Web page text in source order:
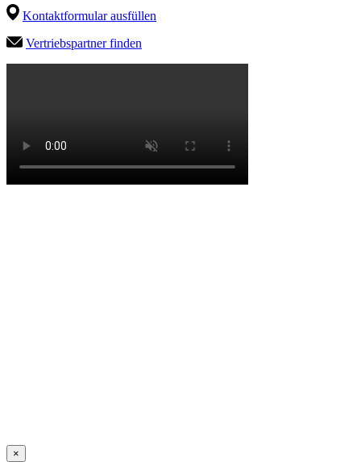
Kontaktformular ausfüllen
Vertriebspartner finden
×